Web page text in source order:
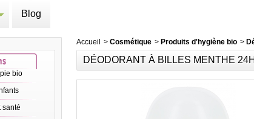
Blog
bio
santé
Accueil > Cosmétique > Produits d'hygiène bio >
DÉODORANT À BILLES MENTHE